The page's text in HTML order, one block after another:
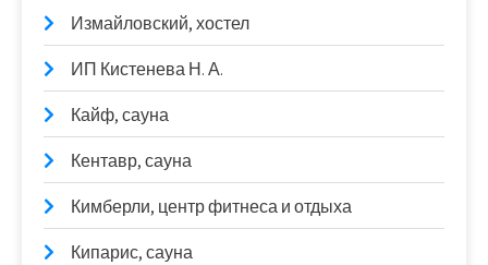
Измайловский, хостел
ИП Кистенева Н. А.
Кайф, сауна
Кентавр, сауна
Кимберли, центр фитнеса и отдыха
Кипарис, сауна